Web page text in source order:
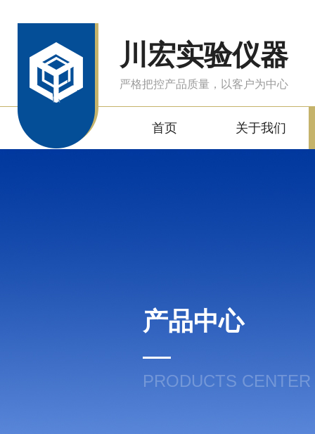
川宏实验仪器
严格把控产品质量，以客户为中心
首页 关于我们
产品中心
PRODUCTS CENTER